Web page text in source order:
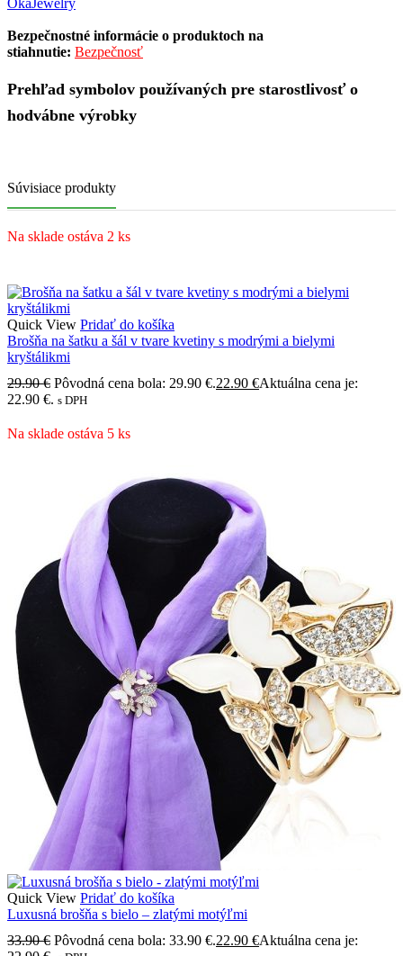
OkaJewelry
Bezpečnostné informácie o produktoch na
stiahnutie: Bezpečnosť
Prehľad symbolov používaných pre starostlivosť o
hodvábne výrobky
Súvisiace produkty
Na sklade ostáva 2 ks
Quick View Pridať do košíka
Brošňa na šatku a šál v tvare kvetiny s modrými a bielymi
kryštálikmi
29.90€ Pôvodná cena bola: 29.90 €.22.90 €Aktuálna cena je:
22.90 €. s DPH
Na sklade ostáva 5 ks
Quick View Pridať do košíka
Luxusná brošňa s bielo – zlatými motýľmi
33.90€ Pôvodná cena bola: 33.90 €.22.90 €Aktuálna cena je: